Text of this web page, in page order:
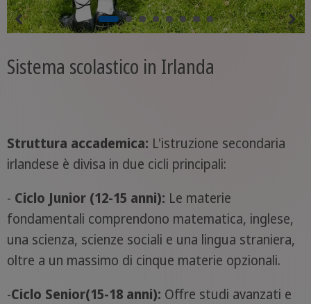
Sistema scolastico in Irlanda
Struttura accademica: L'istruzione secondaria
irlandese è divisa in due cicli principali:
- Ciclo Junior (12-15 anni): Le materie
fondamentali comprendono matematica, inglese,
una scienza, scienze sociali e una lingua straniera,
oltre a un massimo di cinque materie opzionali.
-Ciclo Senior(15-18 anni): Offre studi avanzati e